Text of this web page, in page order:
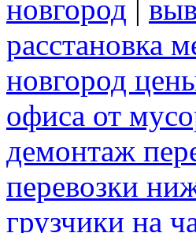
новгород |
расстановка
новгород
офиса от
демонтаж
перевозки
грузчики на